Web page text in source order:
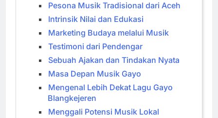
Pesona Musik Tradisional dari Aceh
Intrinsik Nilai dan Edukasi
Marketing Budaya melalui Musik
Testimoni dari Pendengar
Sebuah Ajakan dan Tindakan Nyata
Masa Depan Musik Gayo
Mengenal Lebih Dekat Lagu Gayo
Blangkejeren
Menggali Potensi Musik Lokal